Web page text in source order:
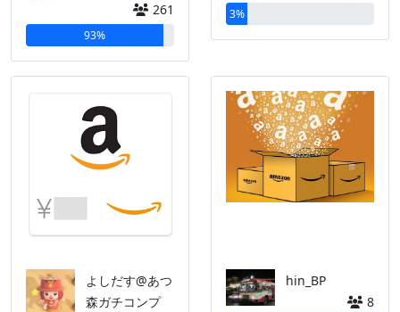
261
93%
3%
よしだす@あつ
森ガチコンプ
hin_BP
8